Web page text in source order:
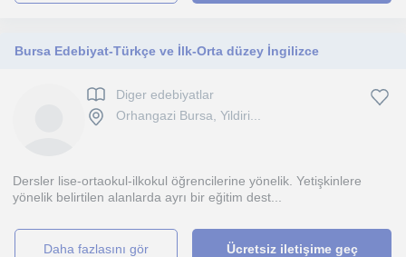
Bursa Edebiyat-Türkçe ve İlk-Orta düzey İngilizce
Diger edebiyatlar
Orhangazi Bursa, Yildiri...
Dersler lise-ortaokul-ilkokul öğrencilerine yönelik. Yetişkinlere
yönelik belirtilen alanlarda ayrı bir eğitim dest...
daha fazlasını gör Ücretsiz iletişime geç